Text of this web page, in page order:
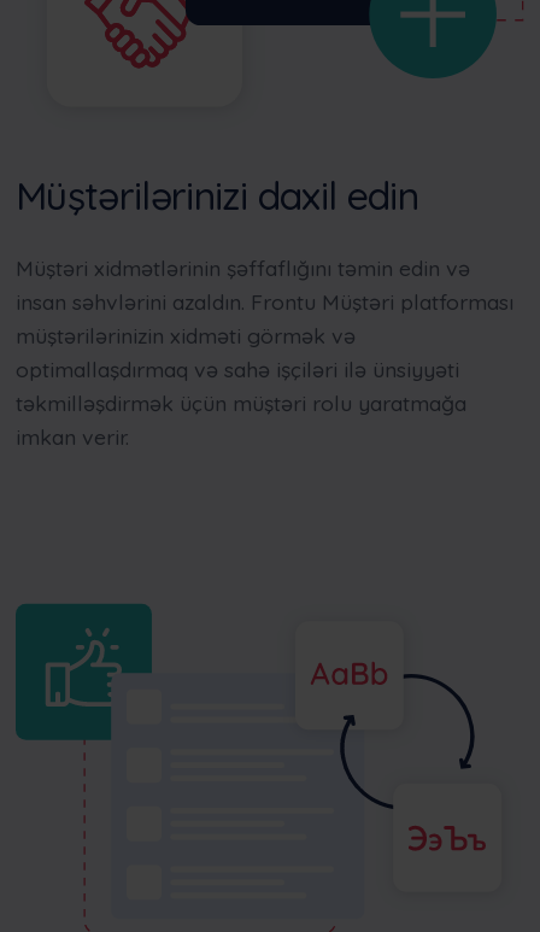
Müştərilərinizi daxil edin
Müştəri xidmətlərinin şəffaflığını təmin edin və
insan səhvlərini azaldın. Frontu Müştəri platforması
müştərilərinizin xidməti görmək və
optimallaşdırmaq və sahə işçiləri ilə ünsiyyəti
təkmilləşdirmək üçün müştəri rolu yaratmağa
imkan verir.